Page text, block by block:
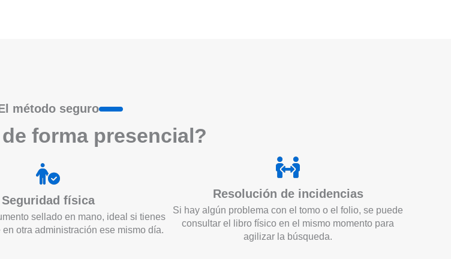
método seguro
formapresencial?
Seguridad física
sellado en mano, ideal si tienes
en otra administración ese mismo día.
Resolución de incidencias
Si hay algún problema con el tomo o el folio, se puede
consultar el libro físico en el mismo momento para
agilizar la búsqueda.